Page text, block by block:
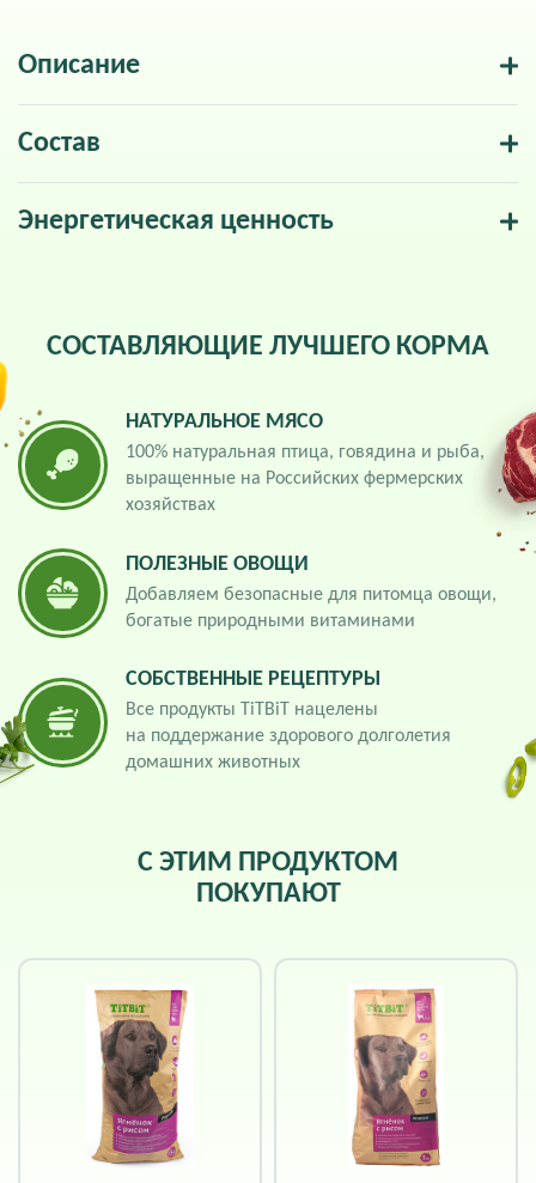
Описание
Состав
Энергетическая ценность
СОСТАВЛЯЮЩИЕ ЛУЧШЕГО КОРМА
НАТУРАЛЬНОЕ МЯСО
100% натуральная птица, говядина и рыба,
выращенные на Российских фермерских
хозяйствах
ПОЛЕЗНЫЕ ОВОЩИ
Добавляем безопасные для питомца овощи,
богатые природными витаминами
СОБСТВЕННЫЕ РЕЦЕПТУРЫ
Все продукты TiTBiT нацелены
на поддержание здорового долголетия
домашних животных
С ЭТИМ ПРОДУКТОМ
ПОКУПАЮТ